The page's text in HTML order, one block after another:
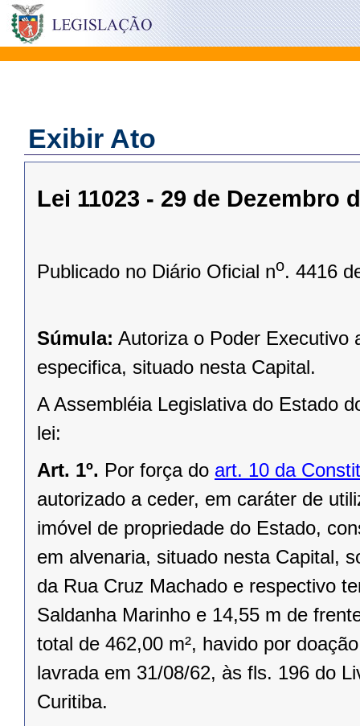
Exibir Ato
Lei 11023 - 29 de Dezembro
Publicado no Diário Oficial no. 4416
Súmula: Autoriza o Poder Executivo
especifica, situado nesta Capital.
A Assembléia Legislativa do Estado
lei:
Art. 1º. Por força do art. 10 da
autorizado a ceder, em caráter de
imóvel de propriedade do Estado,
em alvenaria, situado nesta Capital,
da Rua Cruz Machado e respectivo
Saldanha Marinho e 14,55 m de
total de 462,00 m², havido por
lavrada em 31/08/62, às fls. 196 do
Curitiba.